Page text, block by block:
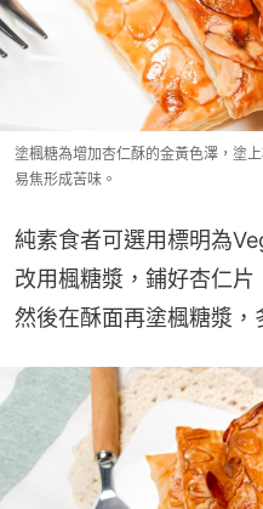
塗楓糖為增加杏仁酥的金黃色澤，塗
易焦形成苦味。
純素食者可選用標明為
改用楓糖漿，鋪好杏仁片
然後在酥面再塗楓糖漿，